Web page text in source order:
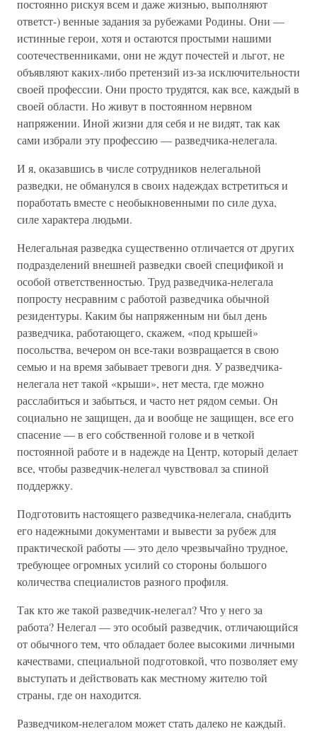
постоянно рискуя всем и даже жизнью, выполняют
ответст-) венные задания за рубежами Родины. Они —
истинные герои, хотя и остаются простыми нашими
соотечественниками, они не ждут почестей и льгот, не
объявляют каких-либо претензий из-за исключительности
своей профессии. Они просто трудятся, как все, каждый в
своей области. Но живут в постоянном нервном
напряжении. Иной жизни для себя и не видят, так как
сами избрали эту профессию — разведчика-нелегала.
И я, оказавшись в числе сотрудников нелегальной
разведки, не обманулся в своих надеждах встретиться и
поработать вместе с необыкновенными по силе духа,
силе характера людьми.
Нелегальная разведка существенно отличается от других
подразделений внешней разведки своей спецификой и
особой ответственностью. Труд разведчика-нелегала
попросту несравним с работой разведчика обычной
резидентуры. Каким бы напряженным ни был день
разведчика, работающего, скажем, «под крышей»
посольства, вечером он все-таки возвращается в свою
семью и на время забывает тревоги дня. У разведчика-
нелегала нет такой «крыши», нет места, где можно
расслабиться и забыться, и часто нет рядом семьи. Он
социально не защищен, да и вообще не защищен, все его
спасение — в его собственной голове и в четкой
постоянной работе и в надежде на Центр, который делает
все, чтобы разведчик-нелегал чувствовал за спиной
поддержку.
Подготовить настоящего разведчика-нелегала, снабдить
его надежными документами и вывести за рубеж для
практической работы — это дело чрезвычайно трудное,
требующее огромных усилий со стороны большого
количества специалистов разного профиля.
Так кто же такой разведчик-нелегал? Что у него за
работа? Нелегал — это особый разведчик, отличающийся
от обычного тем, что обладает более высокими личными
качествами, специальной подготовкой, что позволяет ему
выступать и действовать как местному жителю той
страны, где он находится.
Разведчиком-нелегалом может стать далеко не каждый.